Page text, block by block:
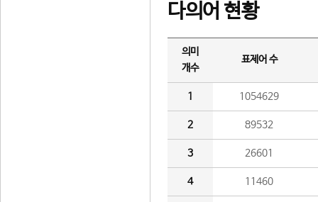
다의어 현황
의미
개수
표제어 수
1 1054629
2 89532
3 26601
4 11460